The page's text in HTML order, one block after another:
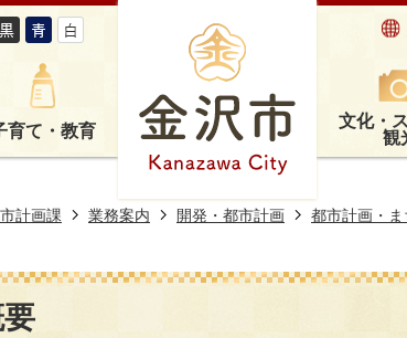
育て・教育 文化・
観
計画課 業務案内 開発・都市計画 都市計画・ま